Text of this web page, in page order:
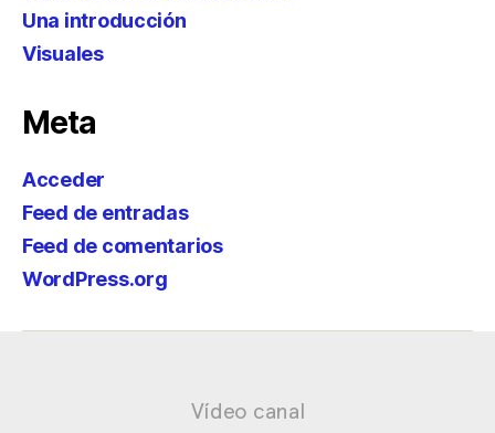
Una introducción
Visuales
Meta
Acceder
Feed de entradas
Feed de comentarios
WordPress.org
Vídeo canal